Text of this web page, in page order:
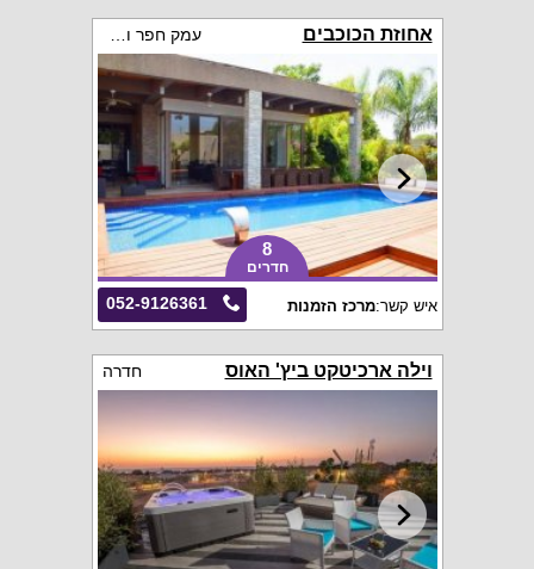
אחוזת הכוכבים
8
חדרים
052-9126361 איש קשר:מרכז הזמנות
וילה ארכיטקט ביץ' האוס חדרה